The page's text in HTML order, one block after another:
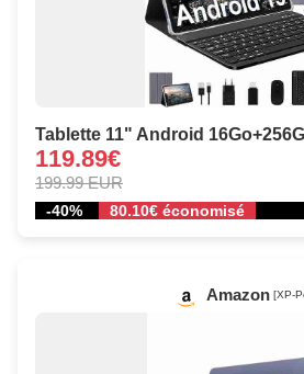
Tablette 11" Android
119.89€
199.99 EUR
-40% 80.10€ économisé
Amazon [XP-